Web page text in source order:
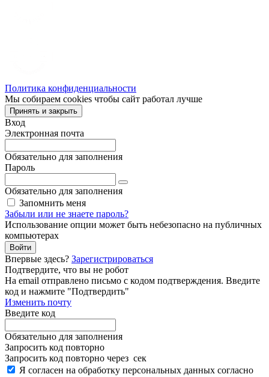
Политика конфиденциальности
Мы собираем cookies чтобы сайт работал лучше
Принять и закрыть
Вход
Электронная почта
Обязательно для заполнения
Пароль
Обязательно для заполнения
Запомнить меня
Забыли или не знаете пароль?
Использование опции может быть небезопасно на публичных
компьютерах
Войти
Впервые здесь? Зарегистрироваться
Подтвердите, что вы не робот
Ha email отправлено письмо с кодом подтверждения. Введите
код и нажмите "Подтвердить"
Изменить почту
Введите код
Обязательно для заполнения
Запросить код повторно
Запросить код повторно через сек
Я согласен на обработку персональных данных согласно